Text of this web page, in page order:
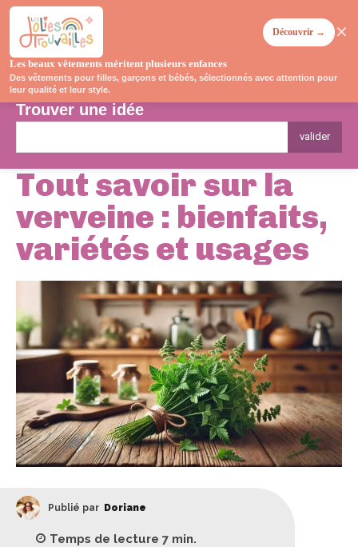
Trouver une idée
valider
Tout savoir sur la
verveine : bienfaits,
variétés et usages
Publié par Doriane
Temps de lecture 7min.
Les beaux vêtements méritent plusieurs enfances
Des vêtements pour filles, garçons et bébés, sélectionnés avec attention pour
leur qualité et leur style.
Découvrir → ✕